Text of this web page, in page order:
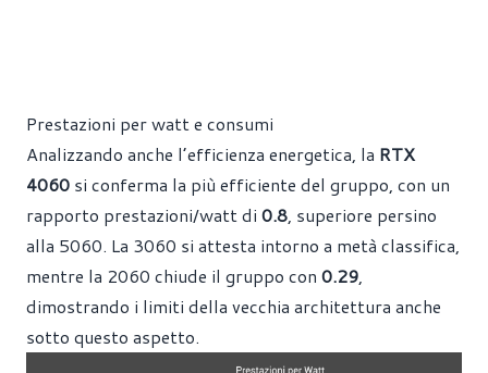
Prestazioni per watt e consumi
Analizzando anche l’efficienza energetica, la RTX
4060 si conferma la più efficiente del gruppo, con un
rapporto prestazioni/watt di 0.8, superiore persino
alla 5060. La 3060 si attesta intorno a metà classifica,
mentre la 2060 chiude il gruppo con 0.29,
dimostrando i limiti della vecchia architettura anche
sotto questo aspetto.